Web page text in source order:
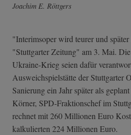
Joachim E. Röttgers
"Interimsoper wird teurer und
"Stuttgarter Zeitung" am 3. Mai.
Ukraine-Krieg seien dafür
Ausweichspielstätte der Stuttgarter
Sanierung ein Jahr später als
Körner, SPD-Fraktionschef im
rechnet mit 260 Millionen Euro
kalkulierten 224 Millionen Euro.